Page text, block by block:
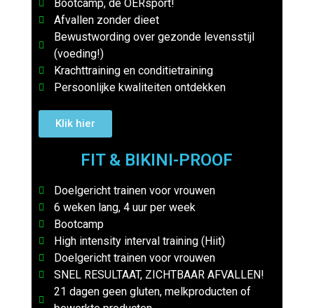
Bootcamp, dé OERsport!
Afvallen zonder dieet
Bewustwording over gezonde levensstijl
(voeding!)
Krachttraining en conditietraining
Persoonlijke kwaliteiten ontdekken
Klik hier
FIT & BIKINI-PROOF
Doelgericht trainen voor vrouwen
6 weken lang, 4 uur per week
Bootcamp
High intensity interval training (Hiit)
Doelgericht trainen voor vrouwen
SNEL RESULTAAT, ZICHTBAAR AFVALLEN!
21 dagen geen gluten, melkproducten of